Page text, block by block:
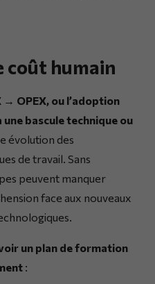
coût humain
OPEX, ou l’adoption
une bascule technique ou
évolution des
de travail. Sans
peuvent manquer
face aux nouveaux
un plan de formation
: